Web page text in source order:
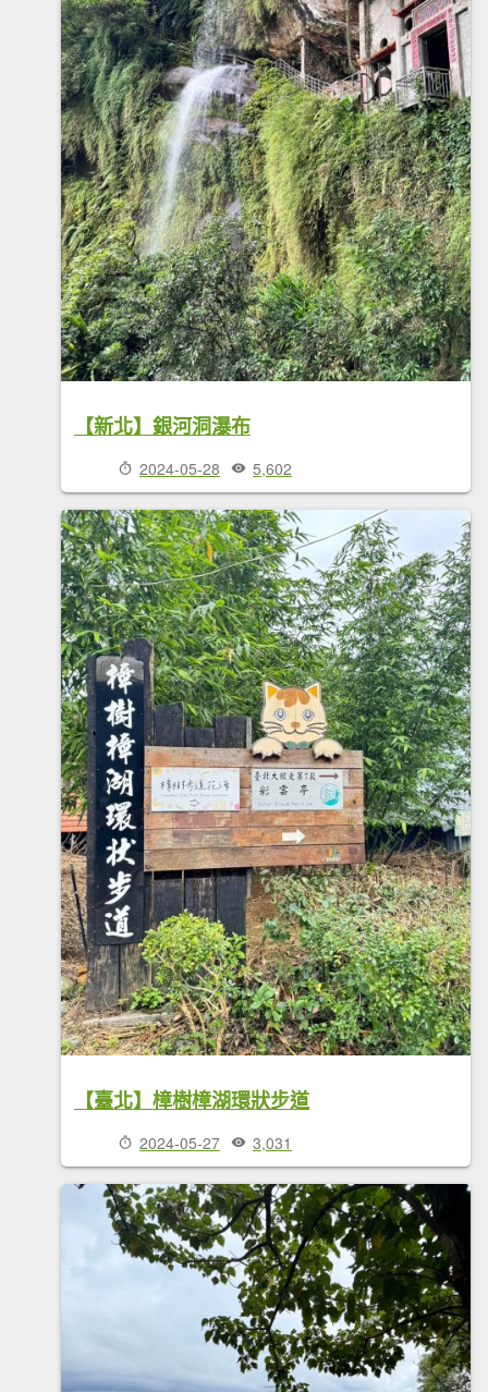
【新北】銀河洞瀑布
2024-05-28 5,602
【臺北】樟樹樟湖環狀步道
2024-05-27 3,031